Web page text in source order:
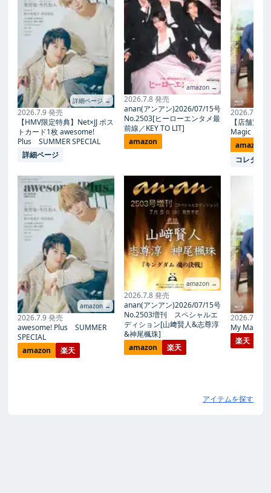
詳細ページ →
2026.7.9 発売
【HMV限定特典】Net×JJ ポス
トカード1枚 awesome!
Plus SUMMER SPECIAL
詳細ページ
amazon →
2026.7.9 発売
awesome! Plus SUMMER
SPECIAL
amazon
楽天
amazon →
2026.7.8 発売
anan(アンアン)2026/07/15号
No.2503[ヒーローエンタメ最
前線／KEY TO LIT]
amazon
amazon →
2026.7.8 発売
anan(アンアン)2026/07/15号
No.2503増刊 スペシャルエ
ディション[山﨑賢人&志尊淳
&神尾楓珠]
amazon
楽天
2026.7.27
【店舗別
Magic
amazon
コレタメ
2026.7.27
My Magic
楽天
アイテムを探す